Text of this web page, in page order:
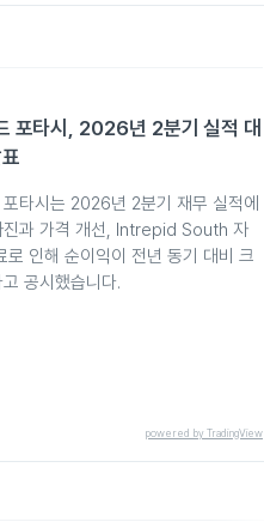
포타시, 2026년 2분기 실적 대
타시는 2026년 2분기 재무 실적에
과 가격 개선, Intrepid South 자
로 인해 순이익이 전년 동기 대비 크
공시했습니다.
powered by TradingView